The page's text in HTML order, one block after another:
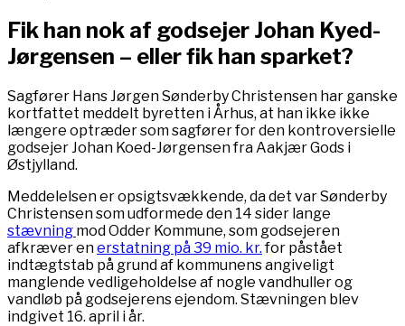
Fik han nok af godsejer Johan Kyed-
Jørgensen – eller fik han sparket?
Sagfører Hans Jørgen Sønderby Christensen har ganske
kortfattet meddelt byretten i Århus, at han ikke ikke
længere optræder som sagfører for den kontroversielle
godsejer Johan Koed-Jørgensen fra Aakjær Gods i
Østjylland.
Meddelelsen er opsigtsvækkende, da det var Sønderby
Christensen som udformede den 14 sider lange
stævning mod Odder Kommune, som godsejeren
afkræver enerstatning på 39 mio. kr.for påstået
indtægtstab på grund af kommunens angiveligt
manglende vedligeholdelse af nogle vandhuller og
vandløb på godsejerens ejendom. Stævningen blev
indgivet 16. april i år.